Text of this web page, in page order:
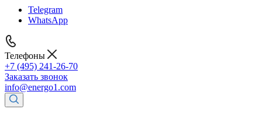
Telegram
WhatsApp
Телефоны
+7 (495) 241-26-70
Заказать звонок
info@energo1.com